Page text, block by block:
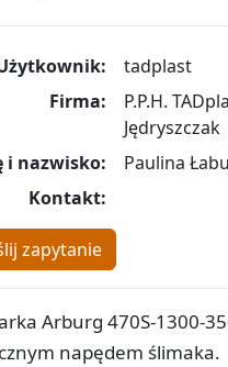
tadplast
Firma:
P.P.H.
Jędryszczak
i nazwisko:
Paulina
Kontakt:
zapytanie
Arburg 470S-1300-
napędem ślimaka.